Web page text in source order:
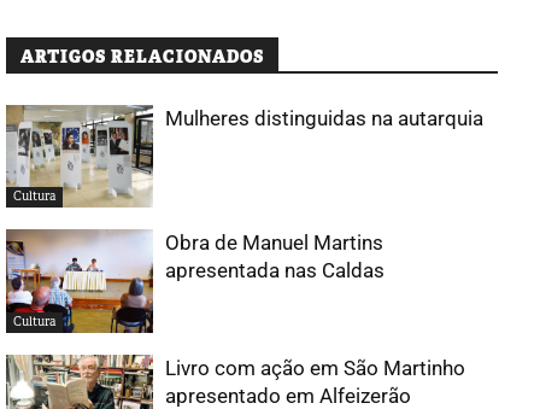
ARTIGOS RELACIONADOS
Cultura
Mulheres distinguidas na autarquia
Cultura
Obra de Manuel Martins
apresentada nas Caldas
Livro com ação em São Martinho
apresentado em Alfeizerão